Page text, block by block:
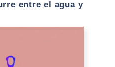
entre el agua y